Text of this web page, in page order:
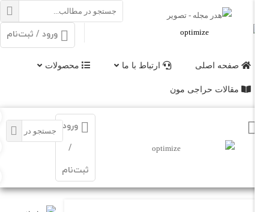
ورود / ثبت‌نام
صفحه اصلی ارتباط با ما محصولات
مقالات حراجی مون
ورود
ثبت‌نام